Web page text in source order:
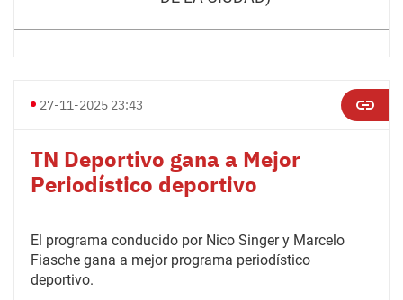
27-11-2025 23:43
TN Deportivo gana a Mejor
Periodístico deportivo
El programa conducido por Nico Singer y Marcelo
Fiasche gana a mejor programa periodístico
deportivo.